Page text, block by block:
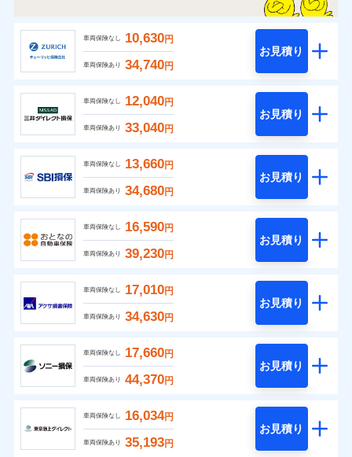
車両保険なし 10,630円
車両保険あり 34,740円
お見積り
車両保険なし 12,040円
車両保険あり 33,040円
お見積り
車両保険なし 13,660円
車両保険あり 34,680円
お見積り
車両保険なし 16,590円
車両保険あり 39,230円
お見積り
車両保険なし 17,010円
車両保険あり 34,630円
お見積り
車両保険なし 17,660円
車両保険あり 44,370円
お見積り
車両保険なし 16,034円
車両保険あり 35,193円
お見積り